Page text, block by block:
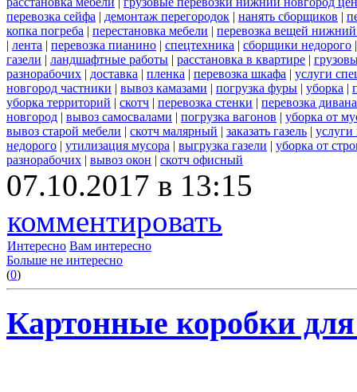
перевозка сейфа | демонтаж перегородок | нанять сборщиков |
копка погреба | перестановка мебели | перевозка вещей
| лента | перевозка пианино | спецтехника | сборщики недорого
газели | ландшафтные работы | расстановка в квартире |
разнорабочих | доставка | пленка | перевозка шкафа | услуги
новгород частники | вывоз камазами | погрузка фуры | уборка |
уборка территорий | скотч | перевозка стенки | перевозка дивана
новгород | вывоз самосвалами | погрузка вагонов | уборка от
вывоз старой мебели | скотч малярный | заказать газель | услуги
недорого | утилизация мусора | выгрузка газели | уборка от
разнорабочих | вывоз окон | скотч офисный
07.10.2017 в 13:15
комментировать
Интересно Вам интересно
Больше не интересно
(0)
Картонные коробки для